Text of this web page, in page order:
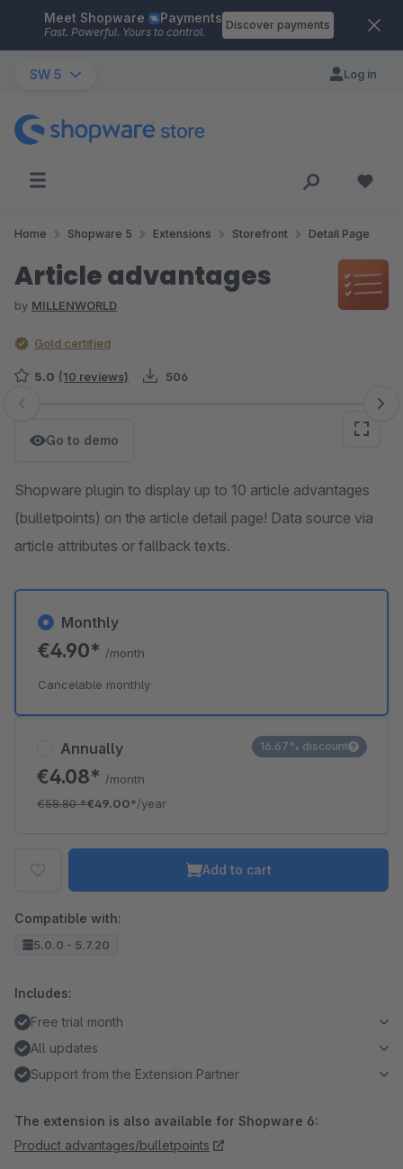
Skip to main content
Meet Shopware Payments
Fast. Powerful. Yours to control.
Discover payments
SW 5 Log in
Home Shopware 5 Extensions Storefront Detail Page
Article advantages
by MILLENWORLD
Gold certified
5.0 (10 reviews) 506
Skip image gallery
Go to demo
Shopware plugin to display up to 10 article advantages
(bulletpoints) on the article detail page! Data source via
article attributes or fallback texts.
Annually
€4.08* /month
€58.80*€49.00*/year
16.67% discount
Monthly
€4.90* /month
Cancelable monthly
Add to cart
Compatible with:
5.0.0 - 5.7.20
Includes:
Free trial month
All updates
Support from the Extension Partner
The extension is also available for Shopware 6:
Product advantages/bulletpoints